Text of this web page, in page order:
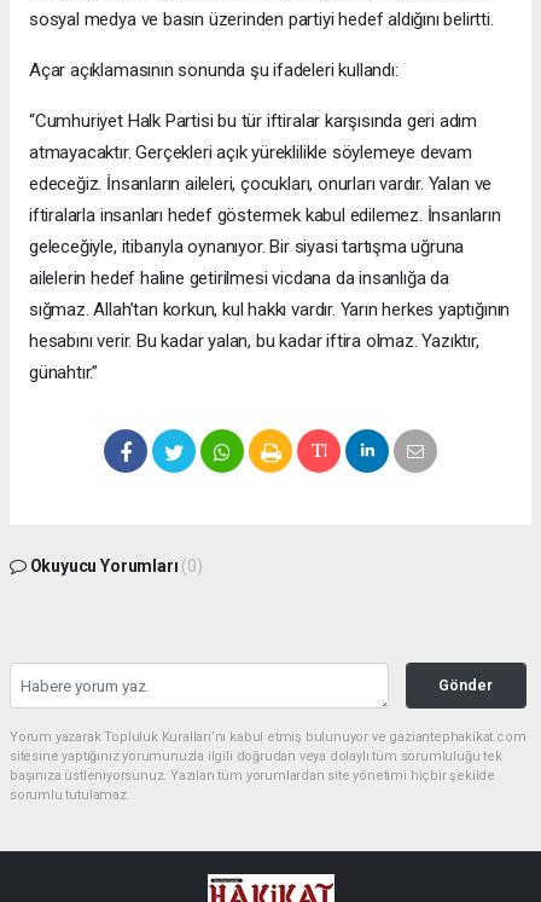
sosyal medya ve basın üzerinden partiyi hedef aldığını belirtti.
Açar açıklamasının sonunda şu ifadeleri kullandı:
“Cumhuriyet Halk Partisi bu tür iftiralar karşısında geri adım
atmayacaktır. Gerçekleri açık yüreklilikle söylemeye devam
edeceğiz. İnsanların aileleri, çocukları, onurları vardır. Yalan ve
iftiralarla insanları hedef göstermek kabul edilemez. İnsanların
geleceğiyle, itibarıyla oynanıyor. Bir siyasi tartışma uğruna
ailelerin hedef haline getirilmesi vicdana da insanlığa da
sığmaz. Allah’tan korkun, kul hakkı vardır. Yarın herkes yaptığının
hesabını verir. Bu kadar yalan, bu kadar iftira olmaz. Yazıktır,
günahtır.”
Okuyucu Yorumları (0)
Gönder
Yorum yazarak Topluluk Kuralları’nı kabul etmiş bulunuyor ve gaziantephakikat.com
sitesine yaptığınız yorumunuzla ilgili doğrudan veya dolaylı tüm sorumluluğu tek
başınıza üstleniyorsunuz. Yazılan tüm yorumlardan site yönetimi hiçbir şekilde
sorumlu tutulamaz.